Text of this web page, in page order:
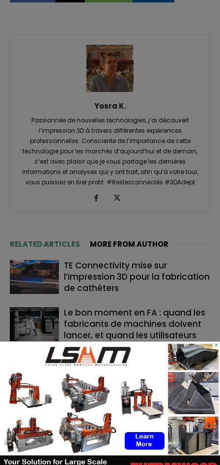
Yosra K.
Passionnée de nouvelles technologies, j’ai découvert
l’impression 3D à travers différentes expériences
professionnelles. Consciente de l’importance de cette
technologie pour les marchés d’aujourd’hui et de demain,
c’est avec plaisir que je vous partage les dernières
informations et analyses qui y ont trait, afin qu’à votre tour,
vous puissiez en tirer profit. #Restezconnectés #3DAdept
RELATED ARTICLES MORE FROM AUTHOR
TE Connectivity mise sur
l’impression 3D pour la fabrication
de cathéters
Le bon moment en FA : quand les
fabricants de machines doivent
lancer, et quand les utilisateurs
doivent investir
Cavan Sullivan inaugure les
toutes premières chaussures de
football adidas imprimées en 3D
RECHERCHE
×